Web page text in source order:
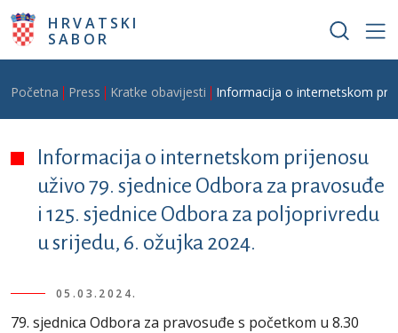
Skoči na glavni sadržaj
HRVATSKI
SABOR
Breadcrumb
Početna Press Kratke obavijesti Informacija o internetskom
Informacija o internetskom prijenosu
uživo 79. sjednice Odbora za pravosuđe
i 125. sjednice Odbora za poljoprivredu
u srijedu, 6. ožujka 2024.
05.03.2024.
79. sjednica Odbora za pravosuđe s početkom u 8.30